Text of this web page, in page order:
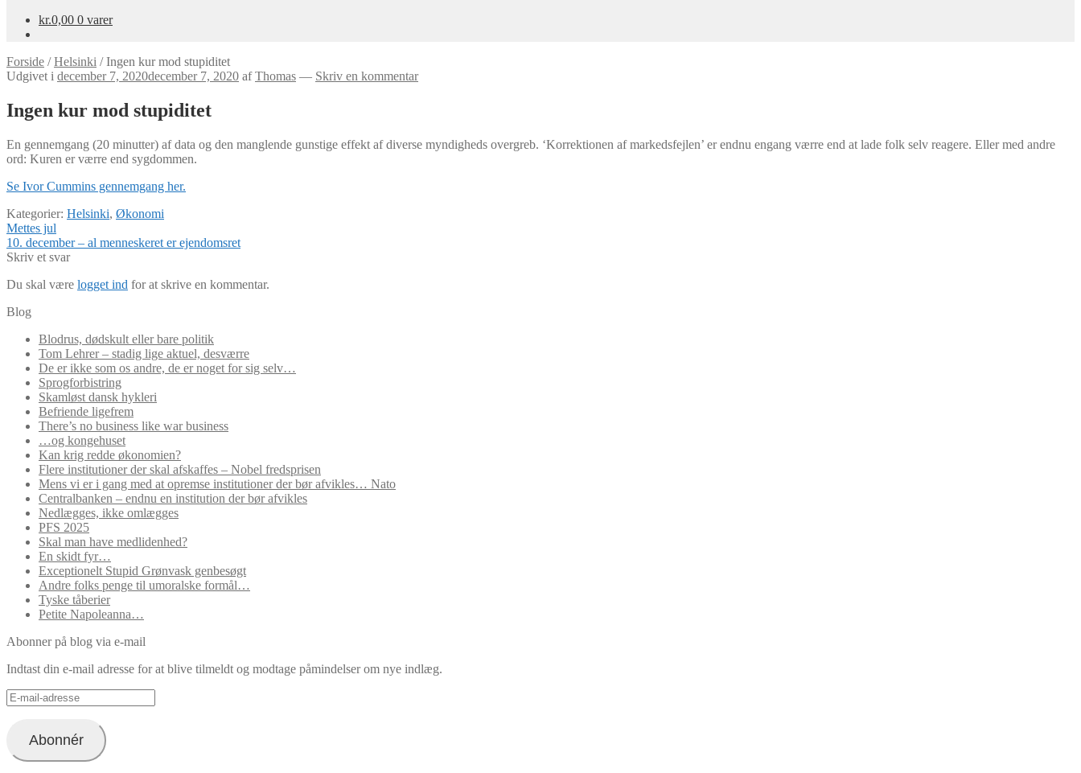
kr.0,00 0 varer
Forside /Helsinki /Ingen kur mod stupiditet
Udgivet i december 7, 2020december 7, 2020 afThomas — Skriv en kommentar
Ingen kur mod stupiditet
En gennemgang (20 minutter) af data og den manglende gunstige effekt af diverse myndigheds overgreb. ‘Korrektionen af markedsfejlen’ er endnu engang værre end at lade folk selv reagere. Eller med andre
ord: Kuren er værre end sygdommen.
Se Ivor Cummins gennemgang her.
Kategorier: Helsinki, Økonomi
Indlægsnavigation
Forrige
indlæg:
Mettes jul
Næste
indlæg:
10. december – al menneskeret er ejendomsret
Skriv et svar
Du skal være logget ind for at skrive en kommentar.
Blog
Blodrus, dødskult eller bare politik
Tom Lehrer – stadig lige aktuel, desværre
De er ikke som os andre, de er noget for sig selv…
Sprogforbistring
Skamløst dansk hykleri
Befriende ligefrem
There’s no business like war business
…og kongehuset
Kan krig redde økonomien?
Flere institutioner der skal afskaffes – Nobel fredsprisen
Mens vi er i gang med at opremse institutioner der bør afvikles… Nato
Centralbanken – endnu en institution der bør afvikles
Nedlægges, ikke omlægges
PFS 2025
Skal man have medlidenhed?
En skidt fyr…
Exceptionelt Stupid Grønvask genbesøgt
Andre folks penge til umoralske formål…
Tyske tåberier
Petite Napoleanna…
Abonner på blog via e-mail
Indtast din e-mail adresse for at blive tilmeldt og modtage påmindelser om nye indlæg.
E-
mail-
Abonnér